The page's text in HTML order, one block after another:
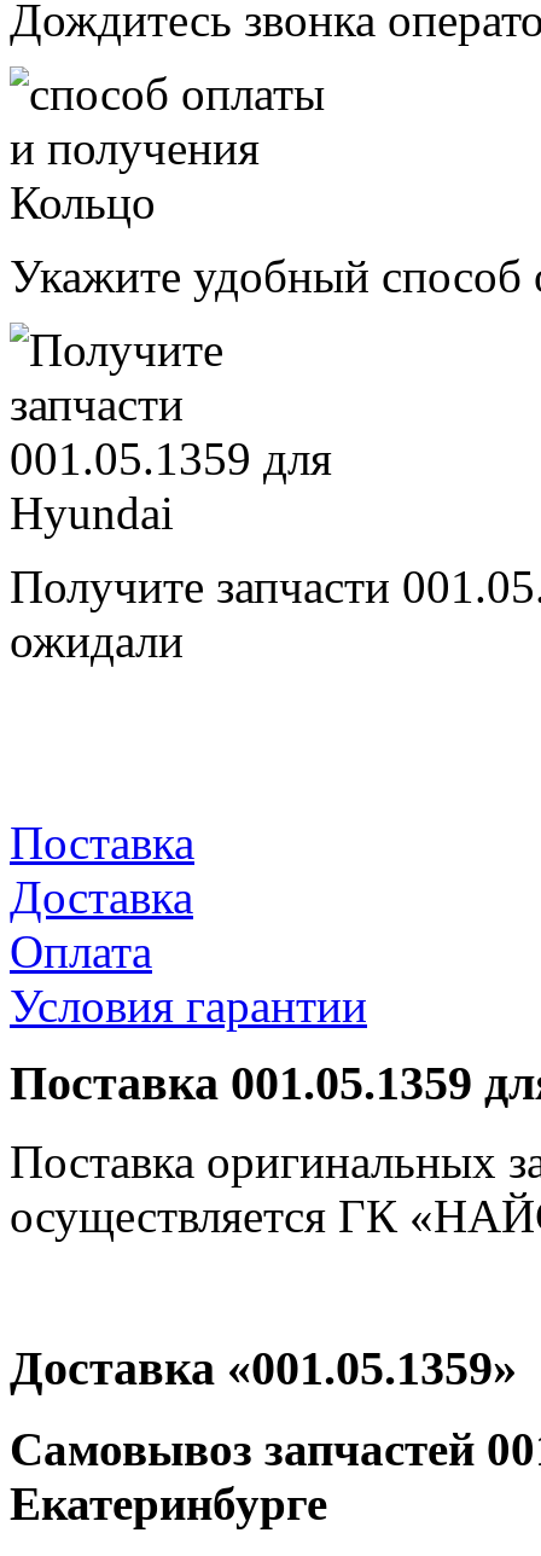
Дождитесь звонка
Укажите удобный способ
Получите запчасти
ожидали
Поставка
Доставка
Оплата
Условия гарантии
Поставка 001.05.1359
Поставка оригинальных
осуществляется ГК
Доставка «001.05.1359»
Самовывоз запчастей
Екатеринбурге